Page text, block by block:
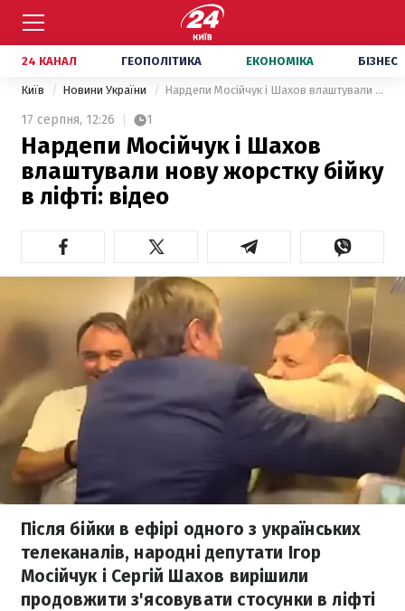
24 КАНАЛ ГЕОПОЛІТИКА ЕКОНОМІКА БІЗНЕС
Київ Новини України Нардепи Мосійчук і Шахов влаштували нову жорстку бійку в ліфті: відео
17 серпня, 12:26 1
Нардепи Мосійчук і Шахов
влаштували нову жорстку бійку
в ліфті: відео
Після бійки в ефірі одного з українських
телеканалів, народні депутати Ігор
Мосійчук і Сергій Шахов вирішили
продовжити з'ясовувати стосунки в ліфті